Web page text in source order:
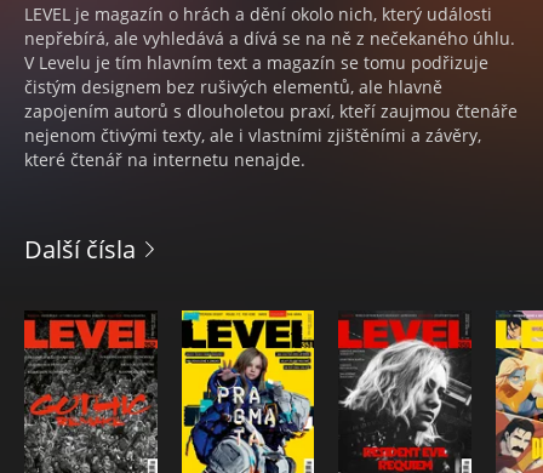
LEVEL je magazín o hrách a dění okolo nich, který události
nepřebírá, ale vyhledává a dívá se na ně z nečekaného úhlu.
V Levelu je tím hlavním text a magazín se tomu podřizuje
čistým designem bez rušivých elementů, ale hlavně
zapojením autorů s dlouholetou praxí, kteří zaujmou čtenáře
nejenom čtivými texty, ale i vlastními zjištěními a závěry,
které čtenář na internetu nenajde.
Další čísla